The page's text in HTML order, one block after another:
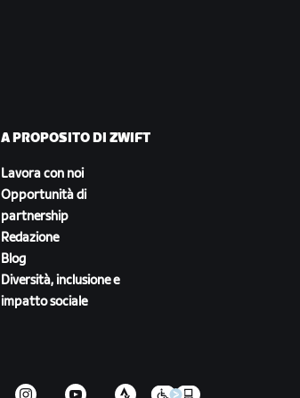
A PROPOSITO DI ZWIFT
Lavora con noi
Opportunità di
partnership
Redazione
Blog
Diversità, inclusione e
impatto sociale